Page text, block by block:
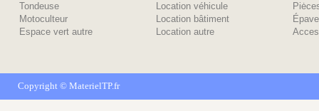
Tondeuse
Motoculteur
Espace vert autre
Location véhicule
Location bâtiment
Location autre
Épave
Copyright © MaterielTP.fr